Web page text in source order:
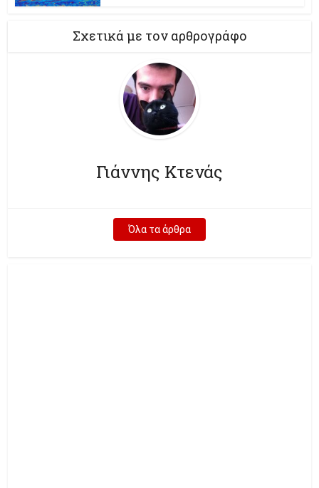
Σχετικά με τον αρθρογράφο
Γιάννης Κτενάς
Όλα τα άρθρα